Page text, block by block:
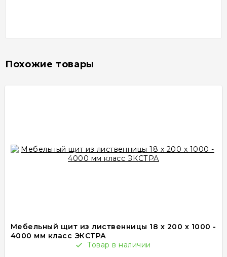
Похожие товары
Мебельный щит из лиственницы 18 х 200 х 1000 -
4000 мм класс ЭКСТРА
Товар в наличии